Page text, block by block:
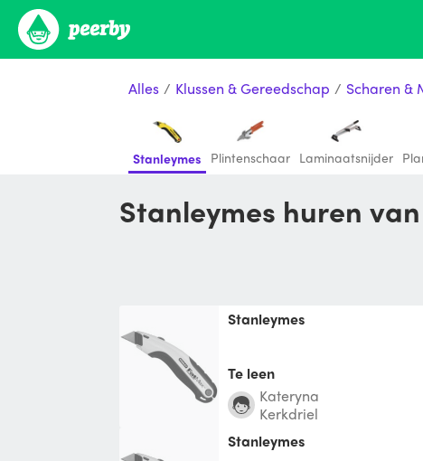
Alles / Klussen & Gereedschap / Scharen &
Stanleymes Plintenschaar Laminaatsnijder
Stanleymes huren
Stanleymes
Te leen
Kateryna
Kerkdriel
Stanleymes